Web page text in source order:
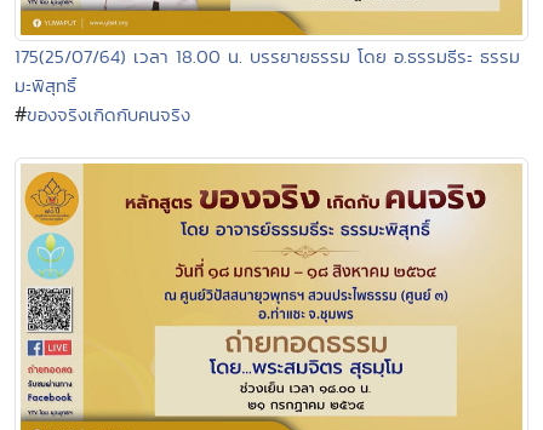
175(25/07/64) เวลา 18.00 น. บรรยายธรรม โดย อ.ธรรมธีระ ธรรม
มะพิสุทธิ์
#ของจริงเกิดกับคนจริง